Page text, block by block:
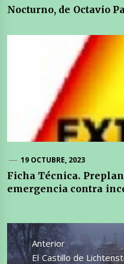
Nocturno, de Octavio
19 OCTUBRE, 2023
Ficha Técnica.
emergencia contra
Navegación
de
entradas
Anterior
Entrada
El Castillo de